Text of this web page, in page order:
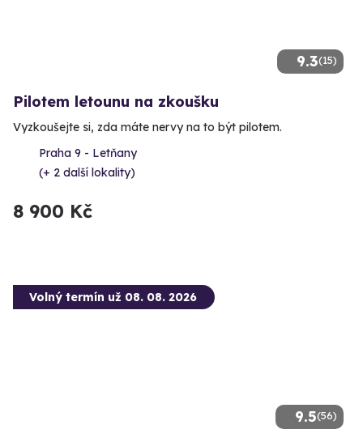
9.3(15)
Pilotem letounu na zkoušku
Vyzkoušejte si, zda máte nervy na to být pilotem.
Praha 9 - Letňany
(+ 2 další lokality)
8 900 Kč
9.5(56)
Volný termín už 08. 08. 2026